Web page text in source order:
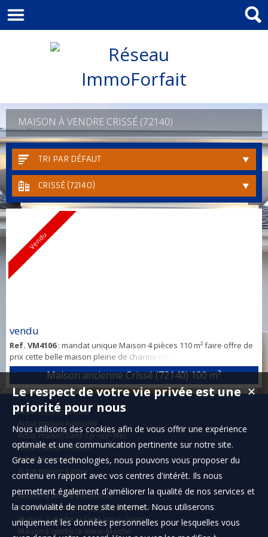
MAISON À VENDRE CRISSÉ (72140)
TRI PAR DÉFAUT
CRISSÉ (72140)
Vendu
vendu
Ref. VM4106: mandat unique Maison 4 pièces 110 m² faire offre de
prix cette belle maison pleine de charme ne vous laissera pas
indifférent.5 minute de conlie Elle se compose au rez-de-chaussée
une entre un salon sur le séjour d'une cuisine donne accès direct à
la Terrasse a l étage 3 chambres . un beau terrain et sa terrasse
plein sud. Pour plus de photos me contacter par mail. Contactez
immoforfait ...
Maison ancienne Crissé (72140)100 m²
Achat maison Chelles
Achat maison Arnouville
Achat maison Saint-Cyr-sur-Mer
Achat maison Roubaix
Achat maison Léon
Achat maison Santec
Maison à vendre Bonnétable
Maison à vendre Lumigny-Nesles-Ormeaux
Maison à vendre La Ferté-sous-Jouarre
Maison à vendre Le Vieux-Marché
✕
Le respect de votre vie privée est une
priorité pour nous
Nous utilisons des cookies afin de vous offrir une expérience
optimale et une communication pertinente sur notre site.
Grace à ces technologies, nous pouvons vous proposer du
contenu en rapport avec vos centres d'intérêt. Ils nous
permettent également d'améliorer la qualité de nos services et
la convivialité de notre site internet. Nous utiliserons
uniquement les données personnelles pour lesquelles vous